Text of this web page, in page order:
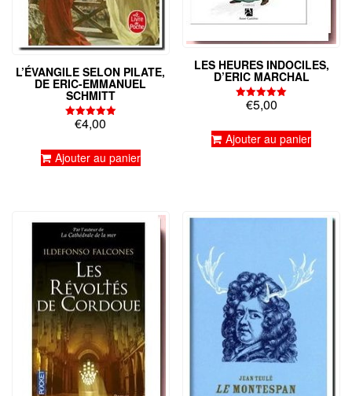
L’ÉVANGILE SELON PILATE,
DE ERIC-EMMANUEL
SCHMITT
Note
5.00
€4,00
Ajouter au panier
LES HEURES INDOCILES,
D’ERIC MARCHAL
Note
5.00
€5,00
Ajouter au panier